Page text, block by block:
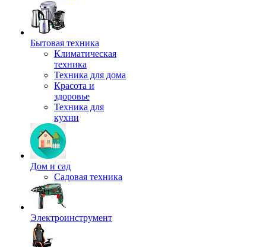
Бытовая техника
Климатическая
техника
Техника для дома
Красота и
здоровье
Техника для
кухни
Дом и сад
Садовая техника
Электроинструмент